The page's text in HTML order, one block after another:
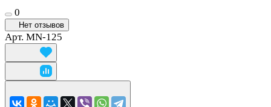
0
Нет отзывов
Арт. MN-125